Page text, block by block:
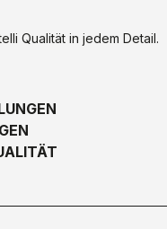
Qualität in jedem Detail.